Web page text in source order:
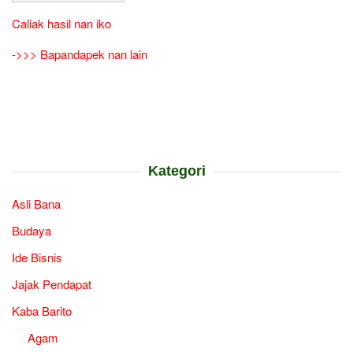
Caliak hasil nan iko
->>> Bapandapek nan lain
Kategori
Asli Bana
Budaya
Ide Bisnis
Jajak Pendapat
Kaba Barito
Agam